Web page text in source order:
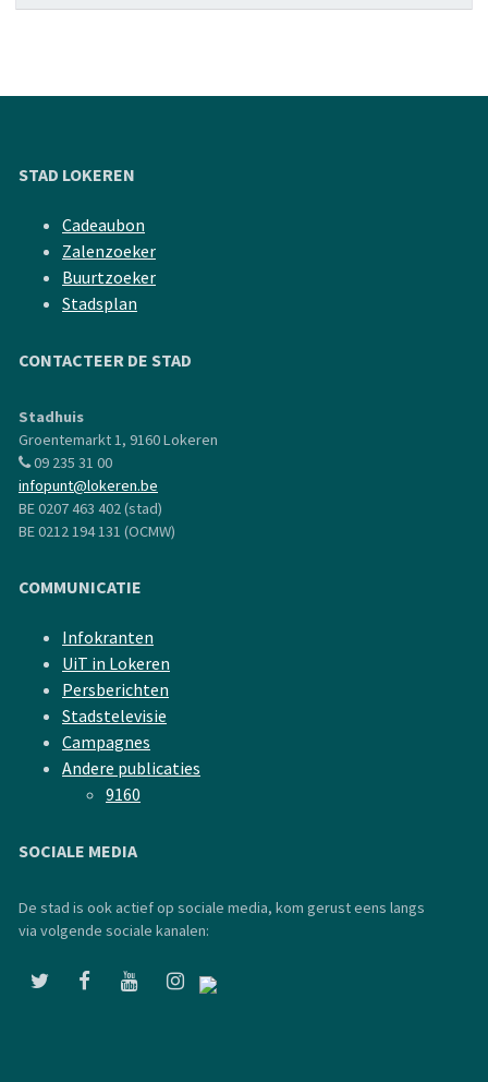
STAD LOKEREN
Cadeaubon
Zalenzoeker
Buurtzoeker
Stadsplan
CONTACTEER DE STAD
Stadhuis
Groentemarkt 1, 9160 Lokeren
09 235 31 00
infopunt@lokeren.be
BE 0207 463 402 (stad)
BE 0212 194 131 (OCMW)
COMMUNICATIE
Infokranten
UiT in Lokeren
Persberichten
Stadstelevisie
Campagnes
Andere publicaties
9160
SOCIALE MEDIA
De stad is ook actief op sociale media, kom gerust eens langs
via volgende sociale kanalen: